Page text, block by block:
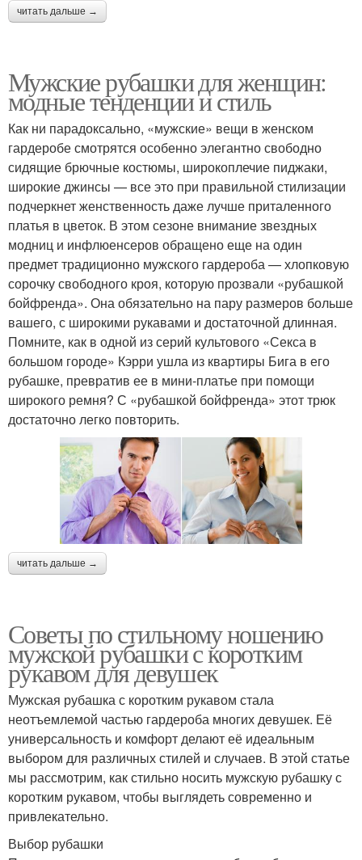
читать дальше →
Мужские рубашки для женщин:
модные тенденции и стиль
Как ни парадоксально, «мужские» вещи в женском
гардеробе смотрятся особенно элегантно свободно
сидящие брючные костюмы, широкоплечие пиджаки,
широкие джинсы — все это при правильной стилизации
подчеркнет женственность даже лучше приталенного
платья в цветок. В этом сезоне внимание звездных
модниц и инфлюенсеров обращено еще на один
предмет традиционно мужского гардероба — хлопковую
сорочку свободного кроя, которую прозвали «рубашкой
бойфренда». Она обязательно на пару размеров больше
вашего, с широкими рукавами и достаточной длинная.
Помните, как в одной из серий культового «Секса в
большом городе» Кэрри ушла из квартиры Бига в его
рубашке, превратив ее в мини-платье при помощи
широкого ремня? С «рубашкой бойфренда» этот трюк
достаточно легко повторить.
читать дальше →
Советы по стильному ношению
мужской рубашки с коротким
рукавом для девушек
Мужская рубашка с коротким рукавом стала
неотъемлемой частью гардероба многих девушек. Её
универсальность и комфорт делают её идеальным
выбором для различных стилей и случаев. В этой статье
мы рассмотрим, как стильно носить мужскую рубашку с
коротким рукавом, чтобы выглядеть современно и
привлекательно.
Выбор рубашки